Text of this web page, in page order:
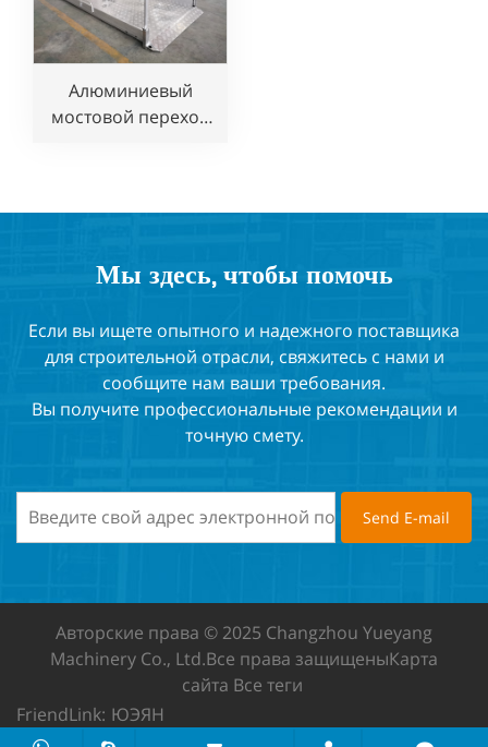
Алюминиевый
мостовой переход
Мы здесь, чтобы помочь
Если вы ищете опытного и надежного поставщика
для строительной отрасли, свяжитесь с нами и
сообщите нам ваши требования.
Вы получите профессиональные рекомендации и
точную смету.
Авторские права © 2025 Changzhou Yueyang
Machinery Co., Ltd.Все права защищеныКарта
сайта Все теги
FriendLink: ЮЭЯН